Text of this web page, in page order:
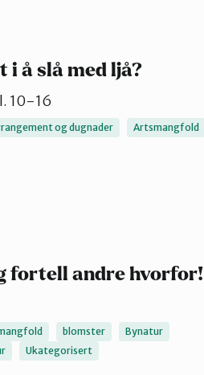
Oslo Vest
i å slå med ljå?
10-16
og dugnader
Artsmangfold
fortell andre hvorfor!
blomster
Bynatur
Ukategorisert